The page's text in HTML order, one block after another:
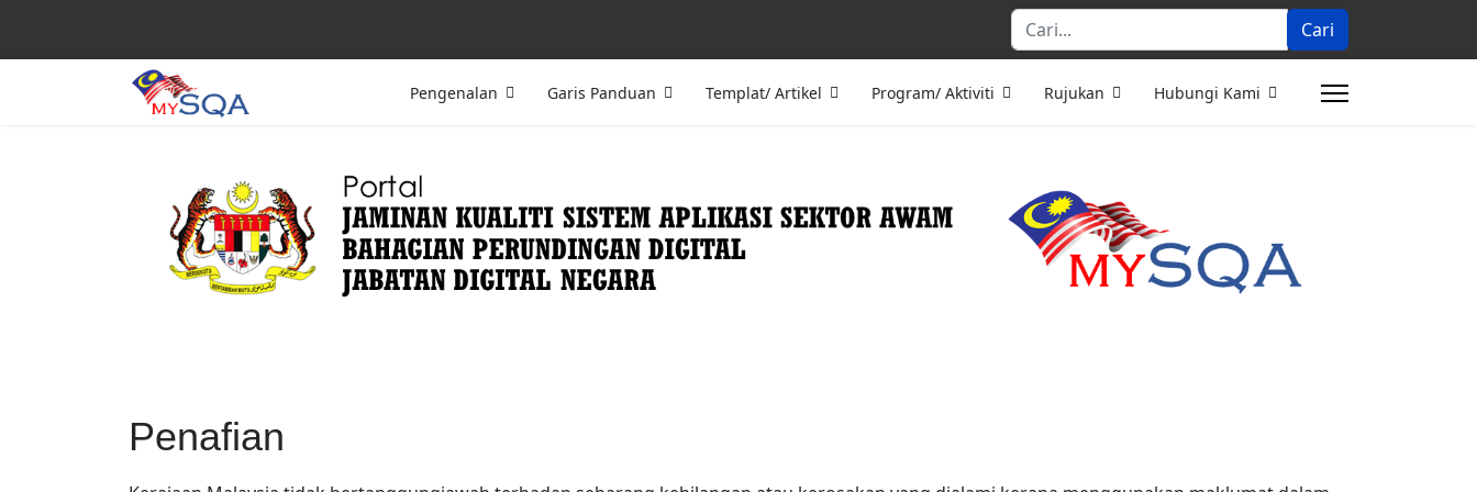
Cari...
Cari
Pengenalan Garis Panduan Templat/ Artikel Program/ Aktiviti Rujukan Hubungi Kami
Penafian